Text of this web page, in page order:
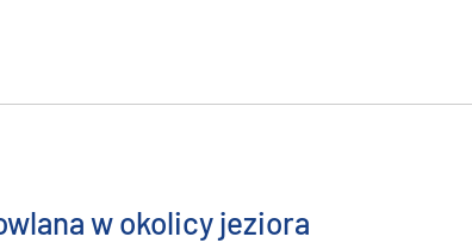
w okolicy jeziora